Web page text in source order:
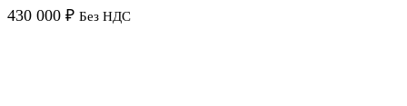
430 000 ₽ Без НДС